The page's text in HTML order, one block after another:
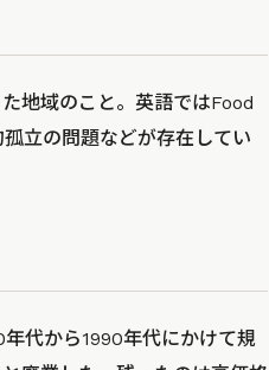
地域のこと。英語ではFood
立の問題などが存在してい
代から1990年代にかけて規